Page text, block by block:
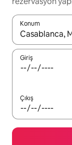
Konum
Sonuçlar
Giriş
Çıkış